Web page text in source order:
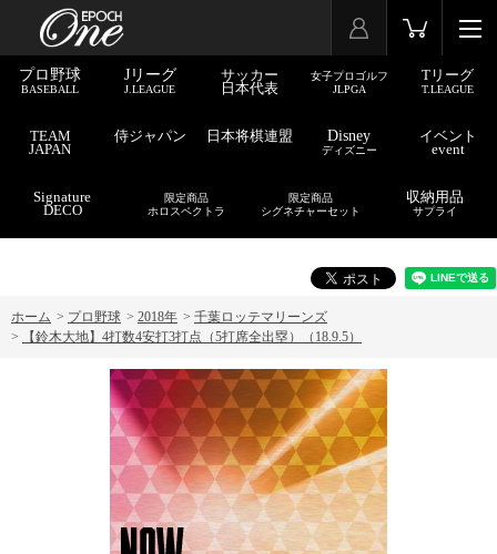
プロ野球
BASEBALL
Jリーグ
J.LEAGUE
サッカー
日本代表
女子プロゴルフ
JLPGA
Tリーグ
T.LEAGUE
TEAM
JAPAN
侍ジャパン 日本将棋連盟 Disney
ディズニー
イベント
event
Signature
DECO
限定商品
ホロスペクトラ
限定商品
シグネチャーセット
収納用品
サプライ
ホーム > プロ野球 > 2018年 > 千葉ロッテマリーンズ
>
【鈴木大地】4打数4安打3打点（5打席全出塁）（18.9.5）